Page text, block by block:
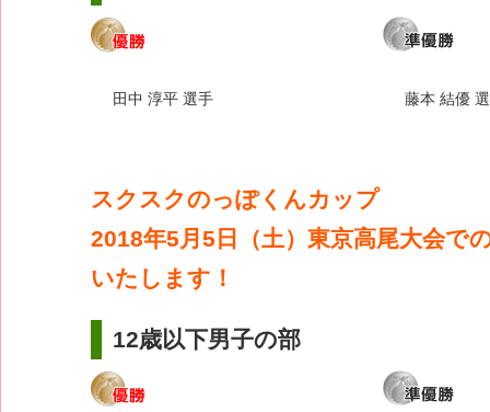
田中 淳平 選手 藤本 結優
スクスクのっぽくんカップ
2018年5月5日（土）東京高尾大会で
いたします！
12歳以下男子の部